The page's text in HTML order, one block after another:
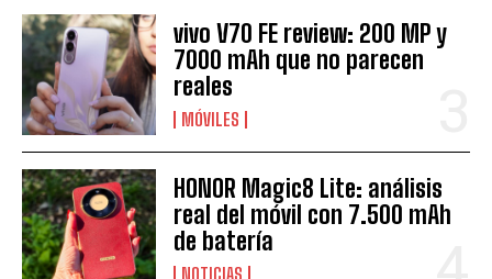
vivo V70 FE review: 200 MP y
7000 mAh que no parecen
reales
MÓVILES
HONOR Magic8 Lite: análisis
real del móvil con 7.500 mAh
de batería
NOTICIAS